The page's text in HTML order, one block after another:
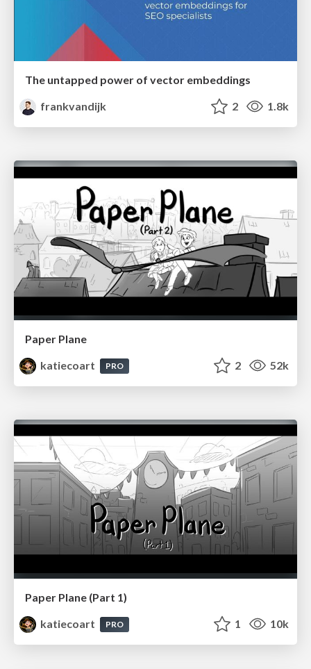
The untapped power of vector embeddings
frankvandijk
2 1.8k
Paper Plane
katiecoart
PRO 2 52k
Paper Plane (Part 1)
katiecoart
PRO 1 10k